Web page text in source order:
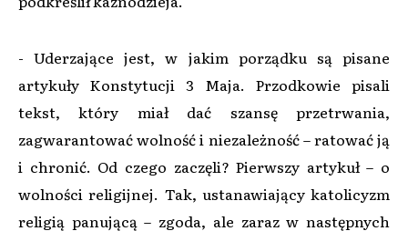
- Uderzające jest, w jakim porządku są pisane
artykuły Konstytucji 3 Maja. Przodkowie pisali
tekst, który miał dać szansę przetrwania,
zagwarantować wolność i niezależność – ratować ją
i chronić. Od czego zaczęli? Pierwszy artykuł – o
wolności religijnej. Tak, ustanawiający katolicyzm
religią panującą – zgoda, ale zaraz w następnych